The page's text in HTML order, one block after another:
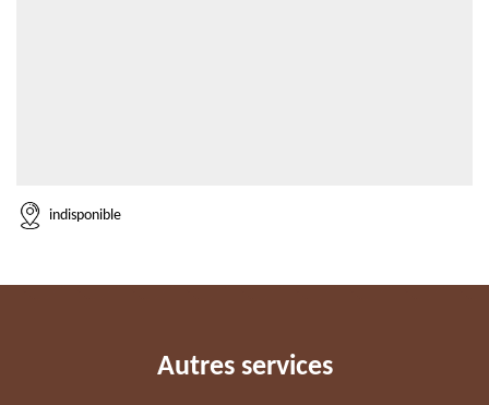
indisponible
Autres services